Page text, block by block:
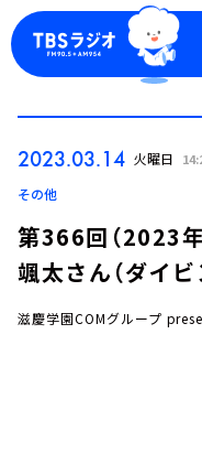
2023.03.14 火曜日
その他
第366回（2023
颯太さん（ダイ
滋慶学園COMグループ